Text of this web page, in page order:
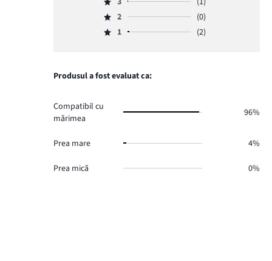
de
49.
4,
numărul
de
Evaluare
3,
numărul
Evaluare
2,
voturi
0.
2
(0)
Evaluare
de
1 (2)
Produsul a fost evaluat ca:
Compatibil cu
mărimea
96%
Prea mare 4%
Prea mică 0%